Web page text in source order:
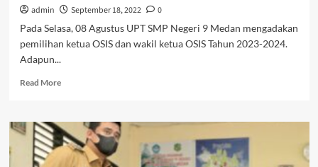
admin September 18, 2022
0
Pada Selasa, 08 Agustus UPT SMP Negeri 9 Medan mengadakan
pemilihan ketua OSIS dan wakil ketua OSIS Tahun 2023-2024.
Adapun...
Read MoreRead
Pemilihan
Ketua
dan
Wakil